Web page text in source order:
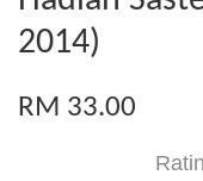
2014)
RM 33.00